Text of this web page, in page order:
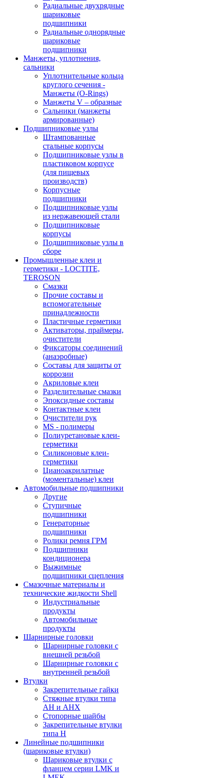
Радиальные двухрядные
шариковые
подшипники
Радиальные однорядные
шариковые
подшипники
Манжеты, уплотнения,
сальники
Уплотнительные кольца
круглого сечения -
Манжеты (O-Rings)
Манжеты V – образные
Сальники (манжеты
армированные)
Подшипниковые узлы
Штампованные
стальные корпусы
Подшипниковые узлы в
пластиковом корпусе
(для пищевых
производств)
Корпусные
подшипники
Подшипниковые узлы
из нержавеющей стали
Подшипниковые
корпусы
Подшипниковые узлы в
сборе
Промышленные клеи и
герметики - LOCTITE,
TEROSON
Смазки
Прочие составы и
вспомогательные
принадлежности
Пластичные герметики
Активаторы, праймеры,
очистители
Фиксаторы соединений
(анаэробные)
Составы для защиты от
коррозии
Акриловые клеи
Разделительные смазки
Эпоксидные составы
Контактные клеи
Очистители рук
MS - полимеры
Полиуретановые клеи-
герметики
Силиконовые клеи-
герметики
Цианоакрилатные
(моментальные) клеи
Автомобильные подшипники
Другие
Ступичные
подшипники
Генераторные
подшипники
Ролики ремня ГРМ
Подшипники
кондиционера
Выжимные
подшипники сцепления
Смазочные материалы и
технические жидкости Shell
Индустриальные
продукты
Автомобильные
продукты
Шарнирные головки
Шарнирные головки с
внешней резьбой
Шарнирные головки с
внутренней резьбой
Втулки
Закрепительные гайки
Стяжные втулки типа
AH и AHX
Стопорные шайбы
Закрепительные втулки
типа H
Линейные подшипники
(шариковые втулки)
Шариковые втулки с
фланцем серии LMK и